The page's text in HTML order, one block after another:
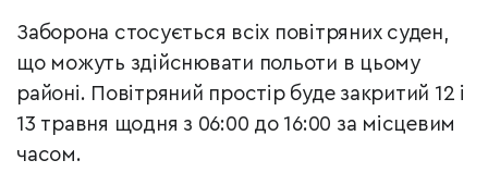
Заборона стосується всіх повітряних суден,
що можуть здійснювати польоти в цьому
районі. Повітряний простір буде закритий 12 і
13 травня щодня з 06:00 до 16:00 за місцевим
часом.